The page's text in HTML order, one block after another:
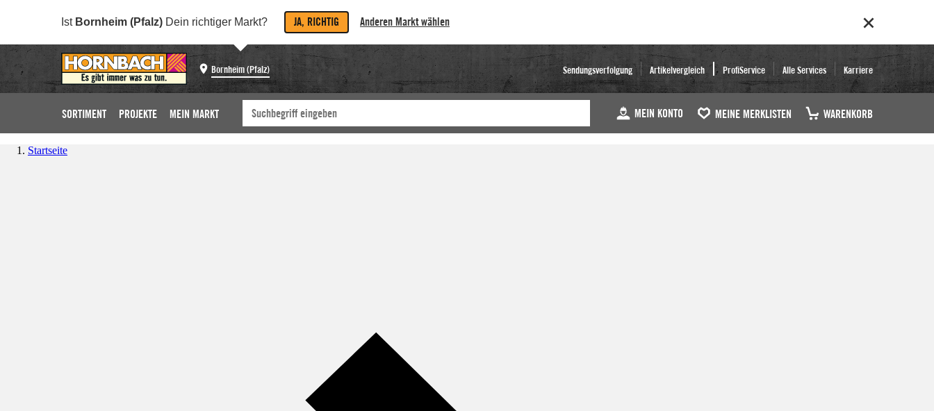
Ist Bornheim (Pfalz) Dein richtiger Markt? JA, RICHTIG Anderen Markt wählen
Bornheim (Pfalz) Sendungsverfolgung Artikelvergleich ProfiService Alle Services Karriere
SORTIMENT PROJEKTE MEIN MARKT MEIN KONTO MEINE MERKLISTEN WARENKORB
Startseite